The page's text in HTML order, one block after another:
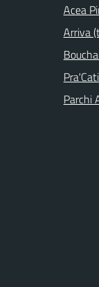
Acea
Arriva
Parchi